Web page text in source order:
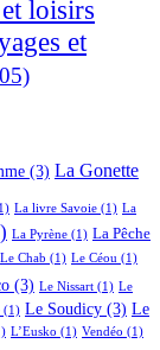
loisirs
et
(3) La Gonette
La livre Savoie (1) La
La Pyrène (1) La Pêche
Le Chab (1) Le Céou (1)
(3) Le Nissart (1) Le
(1) Le Soudicy (3) Le
L’Eusko (1) Vendéo (1)